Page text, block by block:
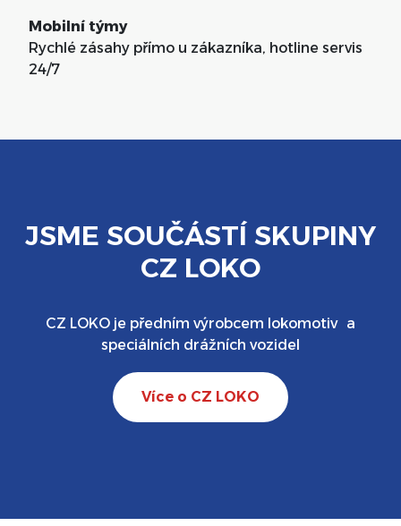
Mobilní týmy
Rychlé zásahy přímo u zákazníka, hotline servis
24/7
JSME SOUČÁSTÍ SKUPINY
CZ LOKO
CZ LOKO je předním výrobcem lokomotiv a
speciálních drážních vozidel
Více o CZ LOKO